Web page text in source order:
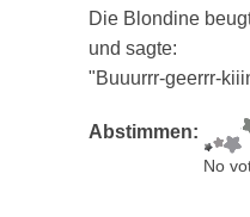
Die Blondine
und sagte:
"Buuurrr-geerrr-
Abstimmen:
No